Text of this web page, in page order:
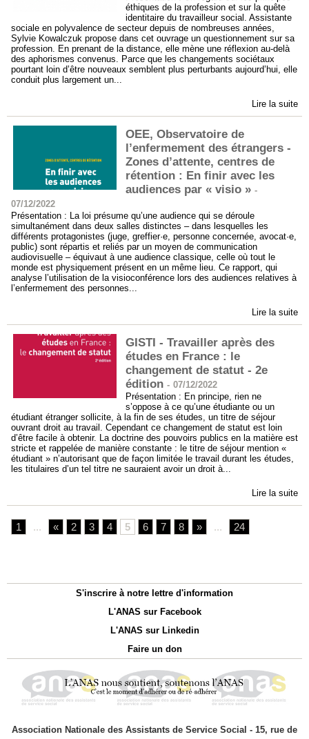
éthiques de la profession et sur la quête
identitaire du travailleur social. Assistante
sociale en polyvalence de secteur depuis de nombreuses années,
Sylvie Kowalczuk propose dans cet ouvrage un questionnement sur sa
profession. En prenant de la distance, elle mène une réflexion au-delà
des aphorismes convenus. Parce que les changements sociétaux
pourtant loin d’être nouveaux semblent plus perturbants aujourd’hui, elle
conduit plus largement un...
Lire la suite
OEE, Observatoire de
l’enfermement des étrangers -
Zones d’attente, centres de
rétention : En finir avec les
audiences par « visio » -
07/12/2022
Présentation : La loi présume qu’une audience qui se déroule
simultanément dans deux salles distinctes – dans lesquelles les
différents protagonistes (juge, greffier·e, personne concernée, avocat·e,
public) sont répartis et reliés par un moyen de communication
audiovisuelle – équivaut à une audience classique, celle où tout le
monde est physiquement présent en un même lieu. Ce rapport, qui
analyse l’utilisation de la visioconférence lors des audiences relatives à
l’enfermement des personnes...
Lire la suite
GISTI - Travailler après des
études en France : le
changement de statut - 2e
édition - 07/12/2022
Présentation : En principe, rien ne
s’oppose à ce qu’une étudiante ou un
étudiant étranger sollicite, à la fin de ses études, un titre de séjour
ouvrant droit au travail. Cependant ce changement de statut est loin
d’être facile à obtenir. La doctrine des pouvoirs publics en la matière est
stricte et rappelée de manière constante : le titre de séjour mention «
étudiant » n’autorisant que de façon limitée le travail durant les études,
les titulaires d’un tel titre ne sauraient avoir un droit à...
Lire la suite
1 ... « 2 3 4 5 6 7 8 » ... 24
S'inscrire à notre lettre d'information
L'ANAS sur Facebook
L'ANAS sur Linkedin
Faire un don
Association Nationale des Assistants de Service Social - 15, rue de